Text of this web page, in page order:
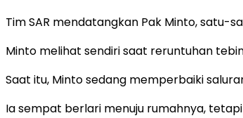
Tim SAR mendatangkan Pak Minto, satu-
Minto melihat sendiri saat reruntuhan
Saat itu, Minto sedang memperbaiki
Ia sempat berlari menuju rumahnya,